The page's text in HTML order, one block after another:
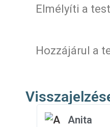
Elmélyíti a
Hozzájárul a
Anita